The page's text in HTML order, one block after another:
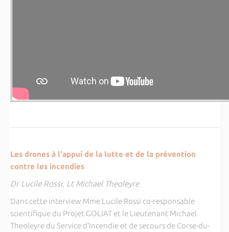
Les drones à l'appui de la lutte et de la prévention
contre les incendies
Dr Lucile Rossi, Lt Michael Theoleyre
Dans cette interview Mme Lucile Rossi co-responsable
scientifique du Projet GOLIAT et le Lieutenant Michael
Theoleyre du Service d’Incendie et de secours de Corse-du-